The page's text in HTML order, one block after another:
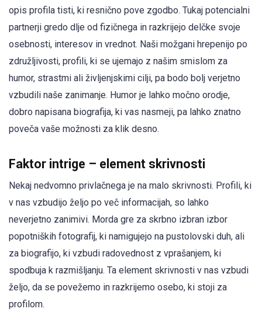
opis profila tisti, ki resnično pove zgodbo. Tukaj potencialni
partnerji gredo dlje od fizičnega in razkrijejo delčke svoje
osebnosti, interesov in vrednot. Naši možgani hrepenijo po
združljivosti, profili, ki se ujemajo z našim smislom za
humor, strastmi ali življenjskimi cilji, pa bodo bolj verjetno
vzbudili naše zanimanje. Humor je lahko močno orodje,
dobro napisana biografija, ki vas nasmeji, pa lahko znatno
poveča vaše možnosti za klik desno.
Faktor intrige – element skrivnosti
Nekaj nedvomno privlačnega je na malo skrivnosti. Profili, ki
v nas vzbudijo željo po več informacijah, so lahko
neverjetno zanimivi. Morda gre za skrbno izbran izbor
popotniških fotografij, ki namigujejo na pustolovski duh, ali
za biografijo, ki vzbudi radovednost z vprašanjem, ki
spodbuja k razmišljanju. Ta element skrivnosti v nas vzbudi
željo, da se povežemo in razkrijemo osebo, ki stoji za
profilom.